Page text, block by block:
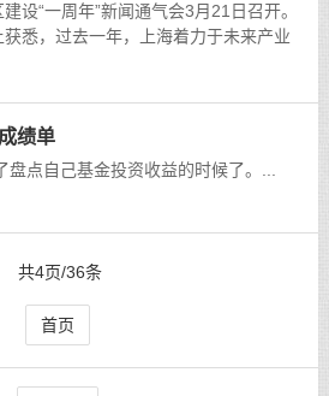
设“一周年”新闻通气会3月21日召开。
悉，过去一年，上海着力于未来产业
创新生态和公共服务平台。...
绩单
点自己基金投资收益的时候了。...
共4页/36条
首页